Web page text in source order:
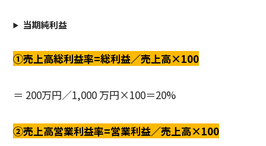
当期純利益
①売上高総利益率=総利益／売上高×100
＝ 200万円／1,000 万円×100＝20%
②売上高営業利益率=営業利益／売上高×100